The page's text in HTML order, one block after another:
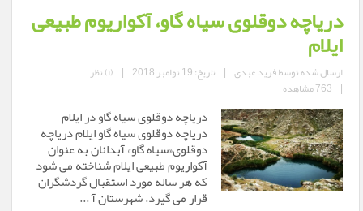
دریاچه دوقلوی سیاه گاو، آکواریوم طبیعی
ایلام
ارسال شده توسطفرید عبدی | تاریخ: 19 نوامبر 2018 | (۱) نظر
| 763 مشاهده
دریاچه دوقلوی سیاه گاو در ایلام
دریاچه دوقلوی سیاه گاو ایلام دریاچه
دوقلوی«سیاه گاو» آبدانان به عنوان
آکواریوم طبیعی ایلام شناخته می شود
که هر ساله مورد استقبال گردشگران
قرار می گیرد. شهرستان آ ...